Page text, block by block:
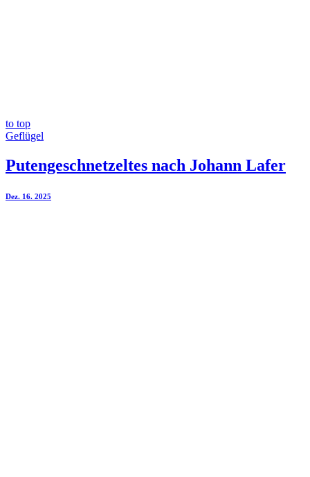
to top
Geflügel
Putengeschnetzeltes nach Johann Lafer
Dez. 16. 2025